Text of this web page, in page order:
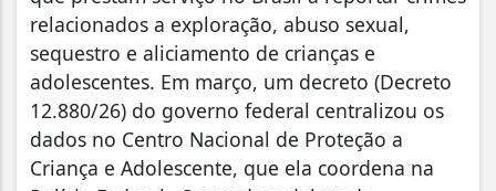
relacionados a exploração, abuso sexual,
sequestro e aliciamento de crianças e
adolescentes. Em março, um decreto (Decreto
12.880/26) do governo federal centralizou os
dados no Centro Nacional de Proteção a
Criança e Adolescente, que ela coordena na